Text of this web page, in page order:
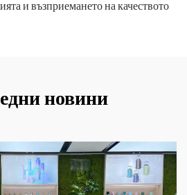
и възприемането на качеството
новини